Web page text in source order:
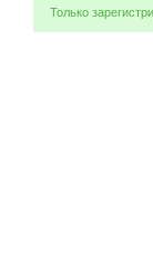
Только